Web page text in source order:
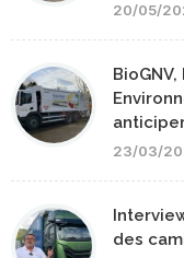
20/05/
23/03/
des